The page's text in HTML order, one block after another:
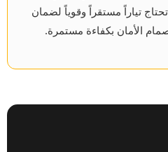
تياراً مستقراً وقوياً لضمان
الأمان بكفاءة مستمرة.